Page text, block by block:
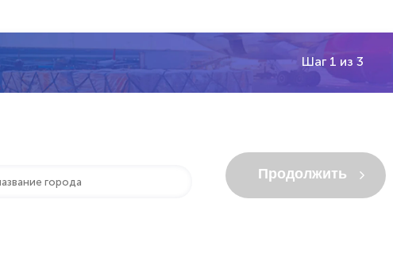
Шаг 1 из 3
Продолжить